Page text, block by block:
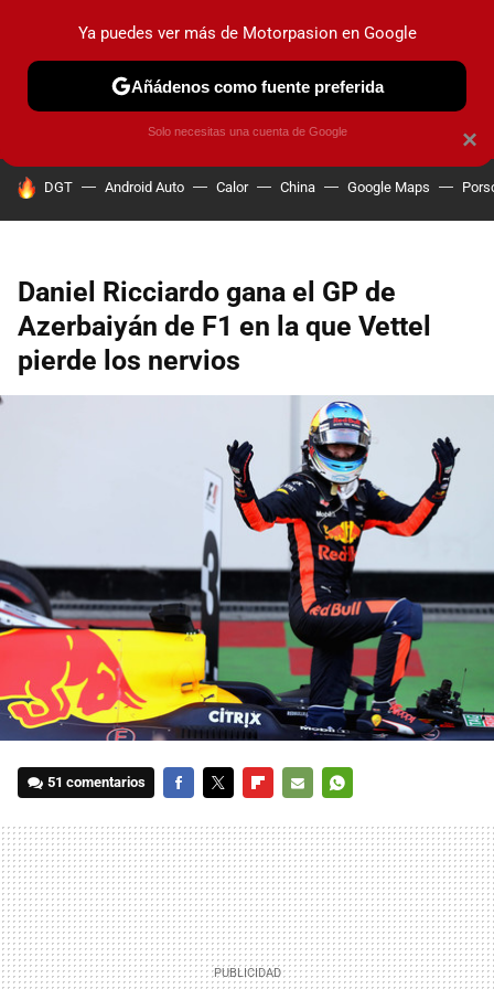
PRUEBAS COCHES ELÉCTRICOS OBSERVATORIO
HOY SE HABLA DE
DGT Android Auto Calor China Google Maps
Daniel Ricciardo gana el GP de
Azerbaiyán de F1 en la que Vettel
pierde los nervios
51 comentarios
MAIL
×
Ya puedes ver más de Motorpasion en Google
Añádenos como fuente preferida
Solo necesitas una cuenta de Google